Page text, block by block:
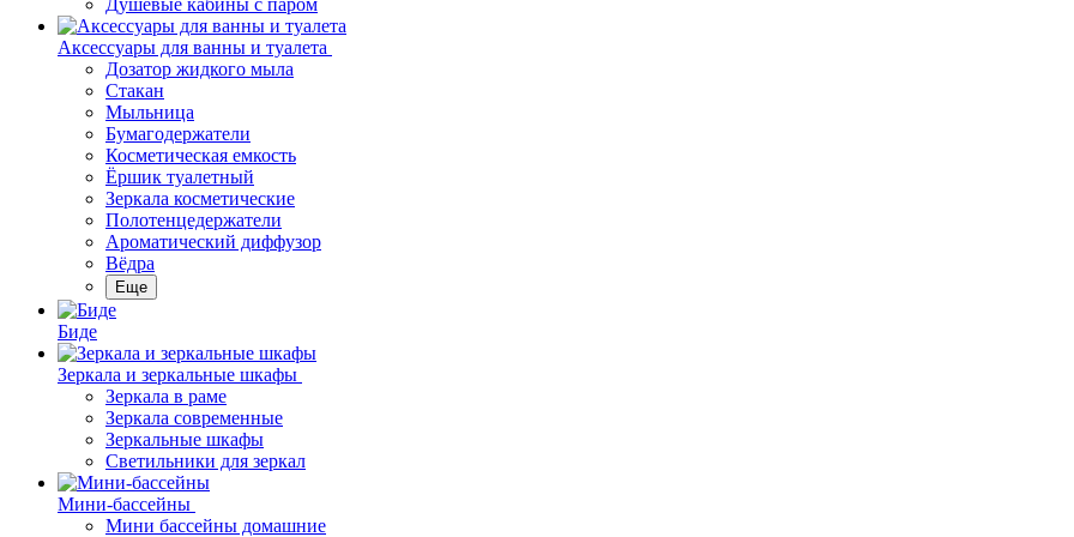
Душевые кабины с паром
Аксессуары для ванны и туалета
Дозатор жидкого мыла
Стакан
Мыльница
Бумагодержатели
Косметическая емкость
Ёршик туалетный
Зеркала косметические
Полотенцедержатели
Ароматический диффузор
Вёдра
Еще
Биде
Зеркала и зеркальные шкафы
Зеркала в раме
Зеркала современные
Зеркальные шкафы
Светильники для зеркал
Мини-бассейны
Мини бассейны домашние